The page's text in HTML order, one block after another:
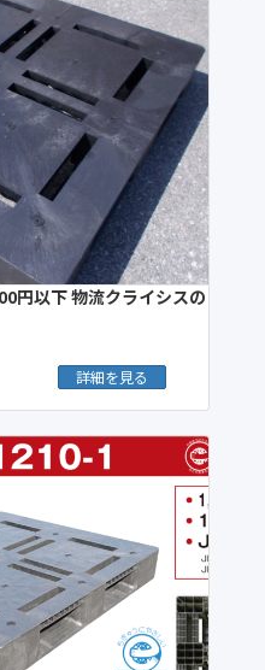
円以下 物流クライシスの
詳細を見る